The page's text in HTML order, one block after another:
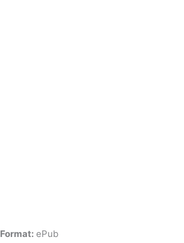
Format: ePub